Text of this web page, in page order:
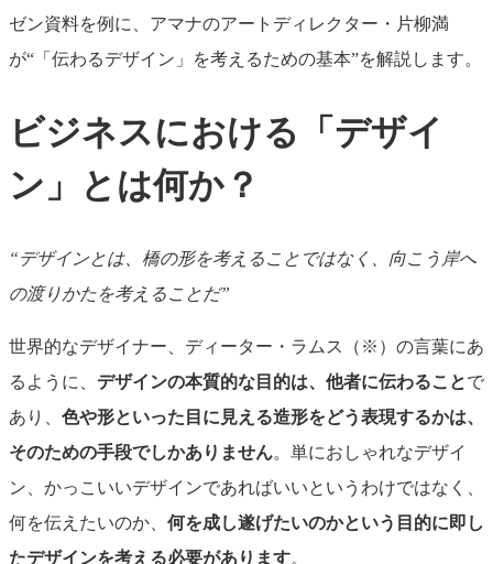
ゼン資料を例に、アマナのアートディレクター・片柳満
が“「伝わるデザイン」を考えるための基本”を解説します。
ビジネスにおける「デザイ
ン」とは何か？
“デザインとは、橋の形を考えることではなく、向こう岸へ
の渡りかたを考えることだ”
世界的なデザイナー、ディーター・ラ ムス（※） の言葉にあ
るように、 デザインの本質的な目的は、他者に伝わることで
あり、 色や形といった目に見える造形をどう表現するかは、
そのための手段でしかありません。単におしゃれなデザイ
ン、かっこいいデザインであればいいというわけではなく、
何を伝えたいのか、 何を成し遂げたいのかという目的に即し
たデザインを考える必要があります。